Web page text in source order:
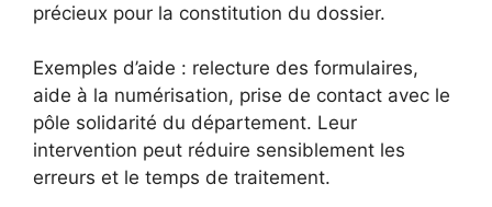
précieux pour la constitution du dossier.
Exemples d’aide : relecture des formulaires,
aide à la numérisation, prise de contact avec le
pôle solidarité du département. Leur
intervention peut réduire sensiblement les
erreurs et le temps de traitement.